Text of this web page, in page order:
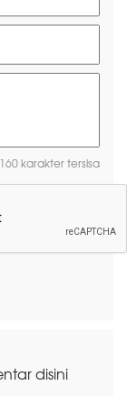
160 karakter tersisa
disini